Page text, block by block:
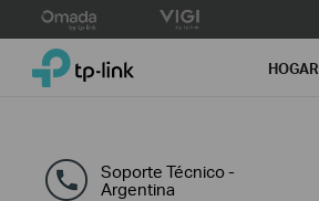
TP-Link, Reliably Smart HOGAR
Soporte Técnico -
Argentina